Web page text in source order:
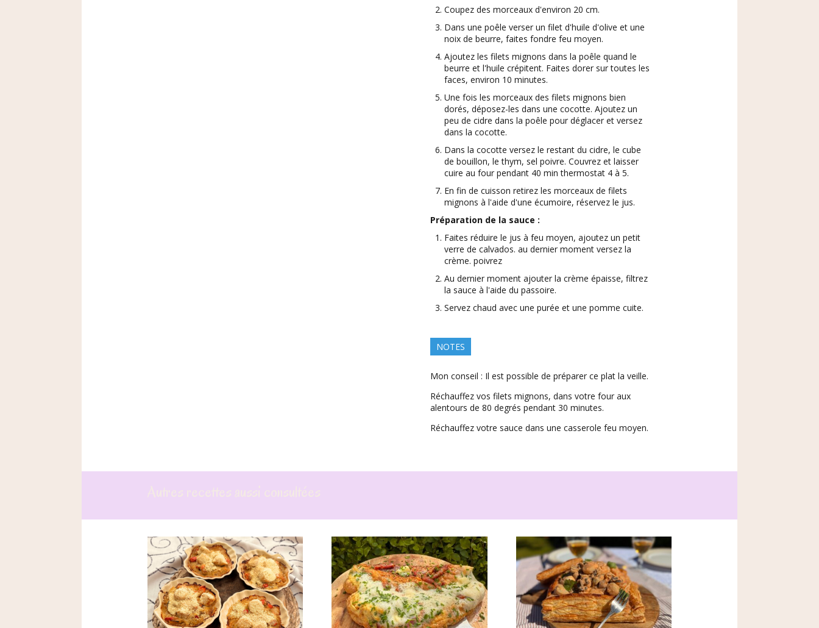
Coupez des morceaux d'environ 20 cm.
Dans une poêle verser un filet d'huile d'olive et une
noix de beurre, faites fondre feu moyen.
Ajoutez les filets mignons dans la poêle quand le
beurre et l'huile crépitent. Faites dorer sur toutes les
faces, environ 10 minutes.
Une fois les morceaux des filets mignons bien
dorés, déposez-les dans une cocotte. Ajoutez un
peu de cidre dans la poêle pour déglacer et versez
dans la cocotte.
Dans la cocotte versez le restant du cidre, le cube
de bouillon, le thym, sel poivre. Couvrez et laisser
cuire au four pendant 40 min thermostat 4 à 5.
En fin de cuisson retirez les morceaux de filets
mignons à l'aide d'une écumoire, réservez le jus.
Préparation de la sauce :
Faites réduire le jus à feu moyen, ajoutez un petit
verre de calvados. au dernier moment versez la
crème. poivrez
Au dernier moment ajouter la crème épaisse, filtrez
la sauce à l'aide du passoire.
Servez chaud avec une purée et une pomme cuite.
NOTES
Mon conseil : Il est possible de préparer ce plat la veille.
Réchauffez vos filets mignons, dans votre four aux
alentours de 80 degrés pendant 30 minutes.
Réchauffez votre sauce dans une casserole feu moyen.